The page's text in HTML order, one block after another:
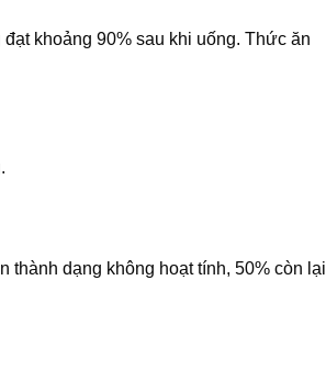
khoảng 90% sau khi uống. Thức ăn
dạng không hoạt tính, 50% còn lại